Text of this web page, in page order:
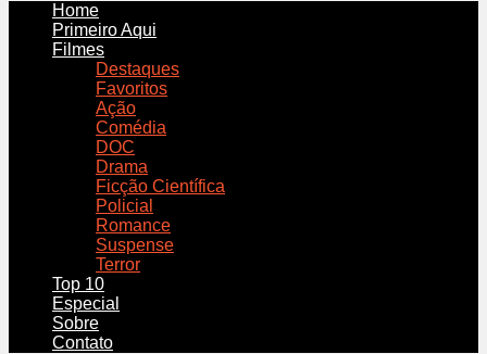
Home
Primeiro Aqui
Filmes
Destaques
Favoritos
Ação
Comédia
DOC
Drama
Ficção Científica
Policial
Romance
Suspense
Terror
Top 10
Especial
Sobre
Contato